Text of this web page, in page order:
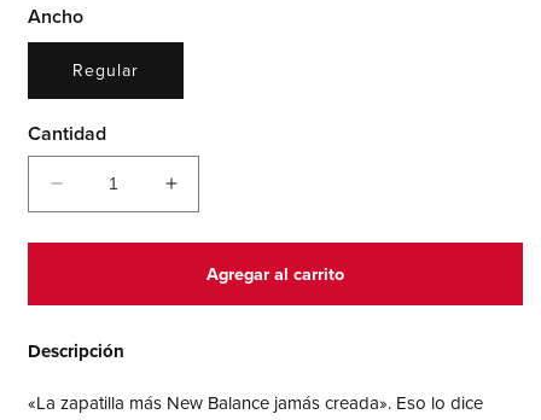
Ancho
Regular
Cantidad
Reducir
cantidad
para
&amp;
Aumentar
cantidad
para
Agregar al carrito
Descripción
«La zapatilla más New Balance jamás creada». Eso lo dice